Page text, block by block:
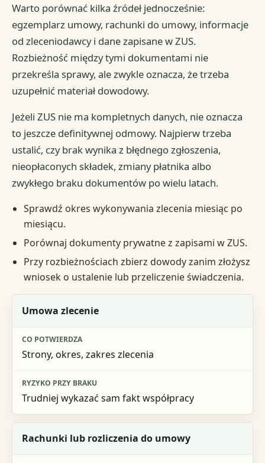
Warto porównać kilka źródeł jednocześnie:
egzemplarz umowy, rachunki do umowy, informacje
od zleceniodawcy i dane zapisane w ZUS.
Rozbieżność między tymi dokumentami nie
przekreśla sprawy, ale zwykle oznacza, że trzeba
uzupełnić materiał dowodowy.
Jeżeli ZUS nie ma kompletnych danych, nie oznacza
to jeszcze definitywnej odmowy. Najpierw trzeba
ustalić, czy brak wynika z błędnego zgłoszenia,
nieopłaconych składek, zmiany płatnika albo
zwykłego braku dokumentów po wielu latach.
Sprawdź okres wykonywania zlecenia miesiąc po
miesiącu.
Porównaj dokumenty prywatne z zapisami w ZUS.
Przy rozbieżnościach zbierz dowody zanim złożysz
wniosek o ustalenie lub przeliczenie świadczenia.
Dokument lub źródło
Co potwierdza
Ryzyko przy braku
Umowa zlecenie
Strony, okres, zakres zlecenia
Trudniej wykazać sam fakt współpracy
Rachunki lub rozliczenia do umowy